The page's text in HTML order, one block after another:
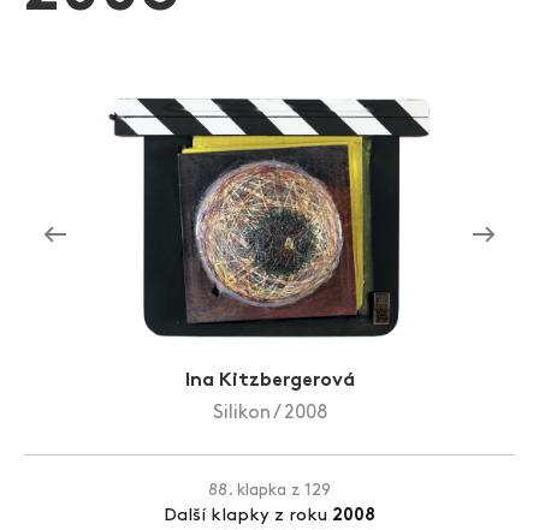
Galerie filmových klapek
O projektu
Aktuální výstavy
Aukce filmových klapek
Zlín Film Festival
Ina Kitzbergerová
Silikon / 2008
88. klapka z 129
Další klapky z roku 2008